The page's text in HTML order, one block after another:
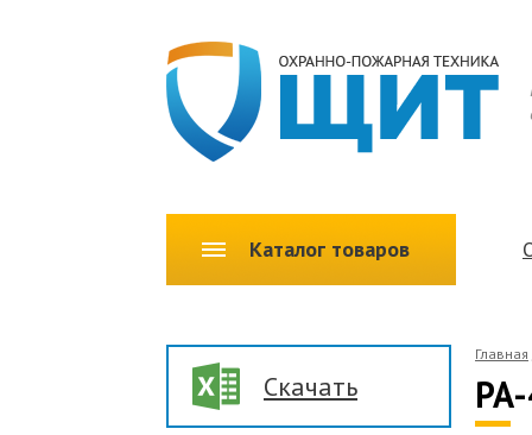
Каталог товаров
Главная
Скачать